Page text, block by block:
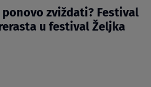
zviždati? Festival
u festival Željka